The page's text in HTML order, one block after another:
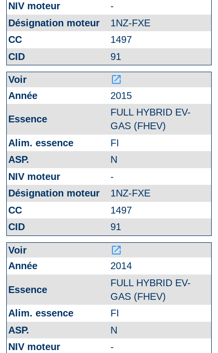
-
1NZ-FXE
1497
91
launch
2015
FULL HYBRID EV-
GAS (FHEV)
FI
N
-
1NZ-FXE
1497
91
launch
2014
FULL HYBRID EV-
GAS (FHEV)
FI
N
-